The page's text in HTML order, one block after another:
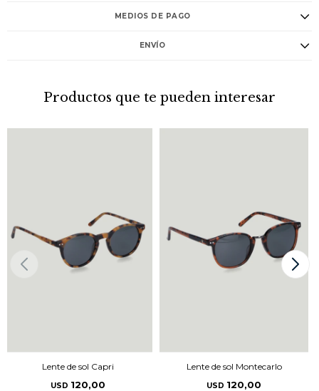
MEDIOS DE PAGO
ENVÍO
Productos que te pueden interesar
Lente de sol Capri
USD 120,00
Lente de sol Montecarlo
USD 120,00